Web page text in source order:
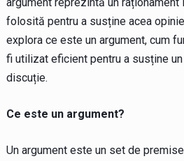
folosită pentru a susține acea
explora ce este un argument, cum
fi utilizat eficient pentru a susține
discuție.
Ce este un argument?
Un argument este un set de